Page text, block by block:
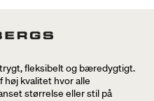
fleksibelt og bæredygtigt.
høj kvalitet hvor alle
størrelse eller stil på